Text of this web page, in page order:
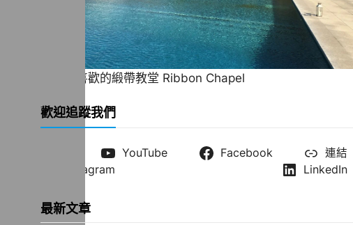
一直很喜歡的緞帶教堂 Ribbon Chapel
歡迎追蹤我們
YouTube Facebook
連結
Instagram
LinkedIn
最新文章